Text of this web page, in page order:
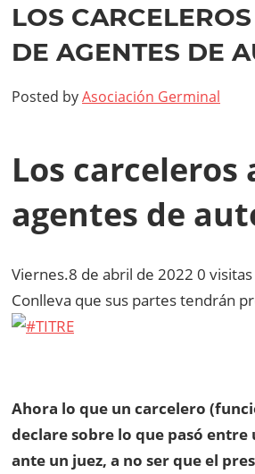
LOS
DE AGENTES DE
Posted byAsociación Germinal
Los
agentes de
Viernes.8 de abril de 2022 0
Conlleva que sus partes tendrán
Ahora lo que un carcelero
declare sobre lo que pasó
ante un juez, a no ser que el